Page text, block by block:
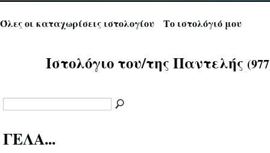
Όλες οι καταχωρίσεις ιστολογίου Το ιστολόγιό μου
Ιστολόγιο του/της Παντελής
ΓΕΛΑ...